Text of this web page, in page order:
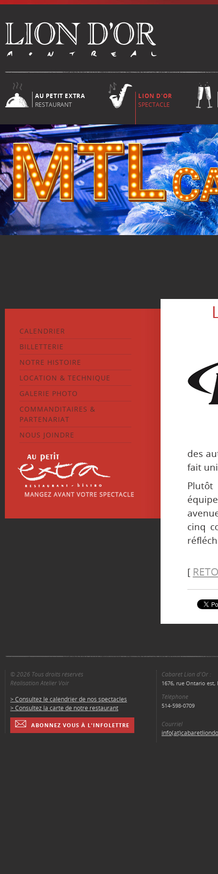
AU PETIT EXTRA
RESTAURANT
LION D'OR
SPECTACLE
CALENDRIER
BILLETTERIE
NOTRE HISTOIRE
LOCATION & TECHNIQUE
GALERIE PHOTO
COMMANDITAIRES &
PARTENARIAT
NOUS JOINDRE
des
fait
cinq
[
© 2026 Tous droits réservés
Réalisation Atelier Voir
> Consultez le calendrier de nos spectacles
> Consultez la carte de notre restaurant
ABONNEZ VOUS À L'INFOLETTRE
Cabaret Lion d'Or :
1676, rue Ontario est,
Téléphone
514-598-0709
Courriel